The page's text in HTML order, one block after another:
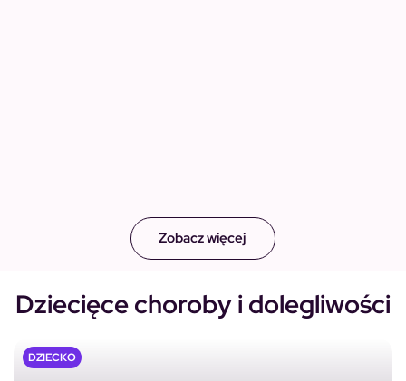
Zobacz więcej
Dziecięce choroby i dolegliwości
DZIECKO